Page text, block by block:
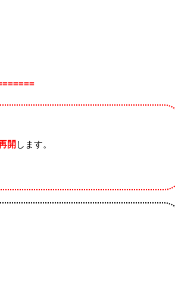
開 します。